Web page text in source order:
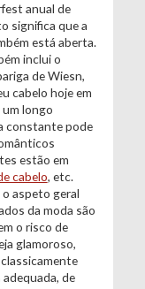
anual de
significa que a
está aberta.
inclui o
de Wiesn,
cabelo hoje em
longo
constante pode
estão em
cabelo, etc.
aspeto geral
da moda são
o risco de
glamoroso,
de